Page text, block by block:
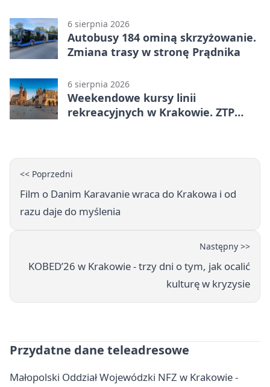
6 sierpnia 2026
Autobusy 184 ominą skrzyżowanie.
Zmiana trasy w stronę Prądnika
6 sierpnia 2026
Weekendowe kursy linii
rekreacyjnych w Krakowie. ZTP
<< Poprzedni
Film o Danim Karavanie wraca do Krakowa i od
razu daje do myślenia
Następny >>
KOBED’26 w Krakowie - trzy dni o tym, jak ocalić
kulturę w kryzysie
Przydatne dane teleadresowe
Małopolski Oddział Wojewódzki NFZ w Krakowie -